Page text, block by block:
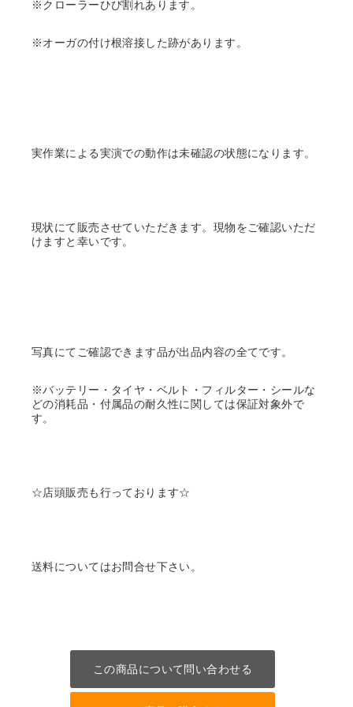
※クローラーひび割れあります。
※オーガの付け根溶接した跡があります。
実作業による実演での動作は未確認の状態になります。
現状にて販売させていただきます。現物をご確認いただ
けますと幸いです。
写真にてご確認できます品が出品内容の全てです。
※バッテリー・タイヤ・ベルト・フィルター・シールな
どの消耗品・付属品の耐久性に関しては保証対象外で
す。
☆店頭販売も行っております☆
送料についてはお問合せ下さい。
この商品について問い合わせる